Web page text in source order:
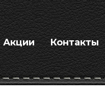
Акции Контакты